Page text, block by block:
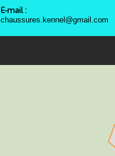
E-mail :
chaussures.kennel@gmail.com